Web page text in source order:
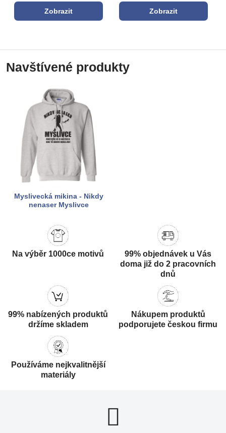
Zobrazit Zobrazit
Navštívené produkty
Myslivecká mikina - Nikdy
nenaser Myslivce
Na výběr 1000ce motivů
99% objednávek u Vás
doma již do 2 pracovních
dnů
99% nabízených produktů
držíme skladem
Nákupem produktů
podporujete českou firmu
Používáme nejkvalitnější
materiály